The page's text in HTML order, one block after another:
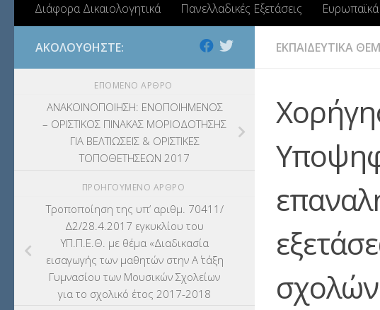
Διάφορα Δικαιολογητικά Πανελλαδικές Εξετάσεις
ΕΚΠΑΙΔΕΥΤΙΚΑ
ΑΚΟΛΟΥΘΉΣΤΕ:
ΕΠΌΜΕΝΟ ΆΡΘΡΟ
ΑΝΑΚΟΙΝΟΠΟΙΗΣΗ: ΕΝΟΠΟΙΗΜΕΝΟΣ
– ΟΡΙΣΤΙΚΟΣ ΠΙΝΑΚΑΣ ΜΟΡΙΟΔΟΤΗΣΗΣ
ΓΙΑ ΒΕΛΤΙΩΣΕΙΣ & ΟΡΙΣΤΙΚΕΣ
ΤΟΠΟΘΕΤΗΣΕΩΝ 2017
ΠΡΟΗΓΟΎΜΕΝΟ ΆΡΘΡΟ
Τροποποίηση της υπ’ αριθμ. 70411/
Δ2/28.4.2017 εγκυκλίου του
ΥΠ.Π.Ε.Θ. με θέμα «Διαδικασία
εισαγωγής των μαθητών στην Α΄ τάξη
Γυμνασίου των Μουσικών Σχολείων
για το σχολικό έτος 2017-2018